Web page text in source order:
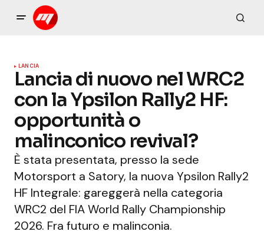
LANCIA
Lancia di nuovo nel WRC2
con la Ypsilon Rally2 HF:
opportunità o
malinconico revival?
È stata presentata, presso la sede
Motorsport a Satory, la nuova Ypsilon Rally2
HF Integrale: gareggerà nella categoria
WRC2 del FIA World Rally Championship
2026. Fra futuro e malinconia.